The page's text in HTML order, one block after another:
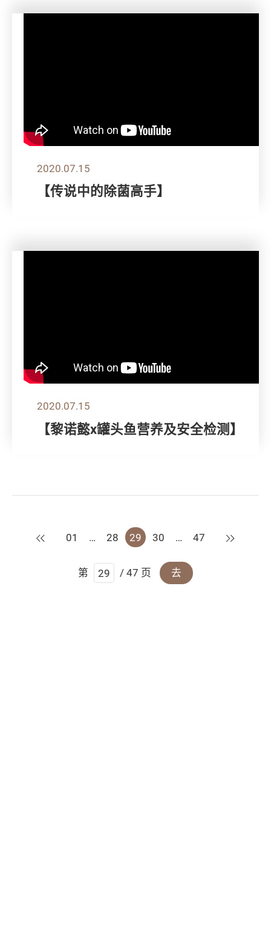
2020.07.15
【传说中的除菌高手】
2020.07.15
【黎诺懿x罐头鱼营养及安全检测】
上一页
01 … 28 29 30 … 47 下一页
第 / 47 页 去